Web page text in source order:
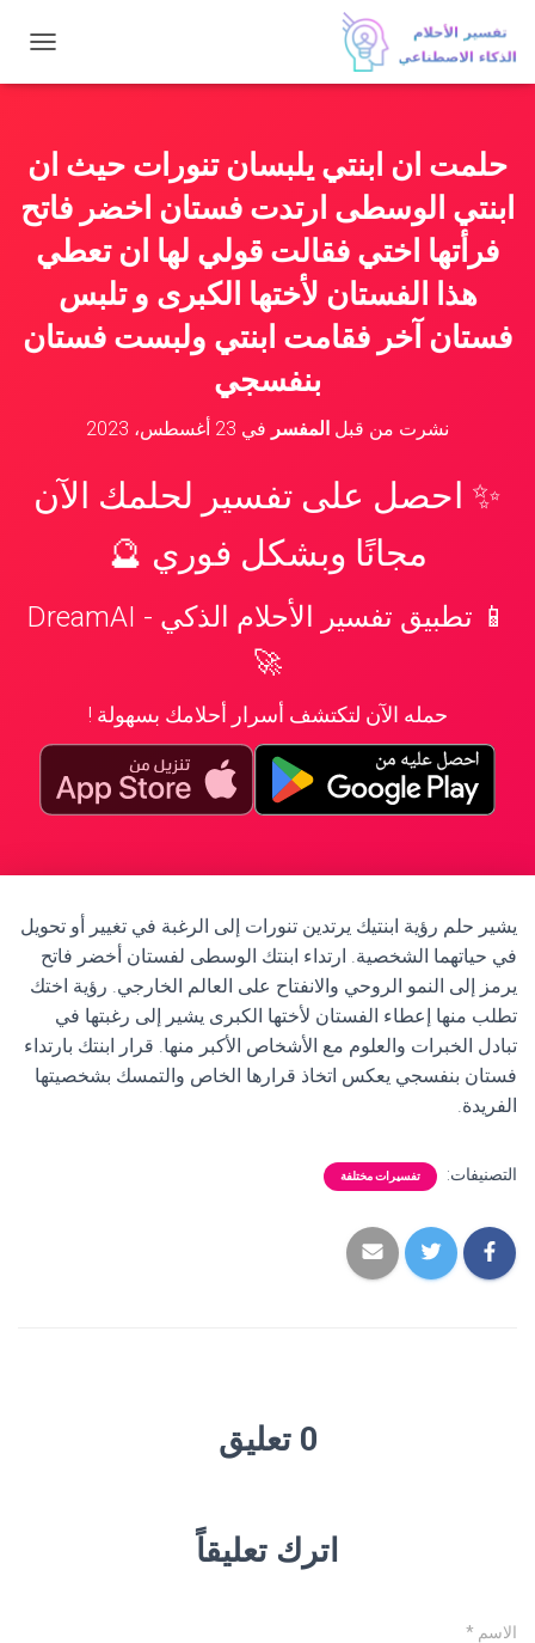
ب
ا
ت
ق
حلمت ان ابنتي يلبسان تنورات حيث ان
ابنتي الوسطى ارتدت فستان اخضر فاتح
فرأتها اختي فقالت قولي لها ان تعطي
هذا الفستان لأختها الكبرى و تلبس
فستان آخر فقامت ابنتي ولبست فستان
بنفسجي
نشرت من قبل المفسر في 23 أغسطس، 2023
✨ احصل على تفسير لحلمك الآن
مجانًا وبشكل فوري 🔮
📱 تطبيق تفسير الأحلام الذكي - DreamAI
🚀
حمله الآن لتكتشف أسرار أحلامك بسهولة !
يشير حلم رؤية ابنتيك يرتدين تنورات إلى الرغبة في تغيير أو تحويل
في حياتهما الشخصية. ارتداء ابنتك الوسطى لفستان أخضر فاتح
يرمز إلى النمو الروحي والانفتاح على العالم الخارجي. رؤية اختك
تطلب منها إعطاء الفستان لأختها الكبرى يشير إلى رغبتها في
تبادل الخبرات والعلوم مع الأشخاص الأكبر منها. قرار ابنتك بارتداء
فستان بنفسجي يعكس اتخاذ قرارها الخاص والتمسك بشخصيتها
الفريدة.
التصنيفات: تفسيرات مختلفة
0 تعليق
اترك تعليقاً
الاسم *